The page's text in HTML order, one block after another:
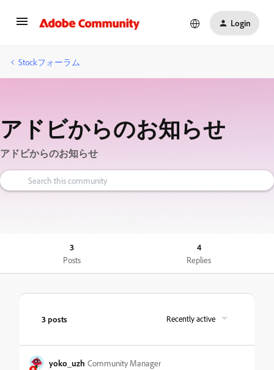
Login
Stockフォーラム
アドビからのお知らせ
アドビからのお知らせ
3
Posts
4
Replies
3 posts Recently active
yoko_uzh Community Manager